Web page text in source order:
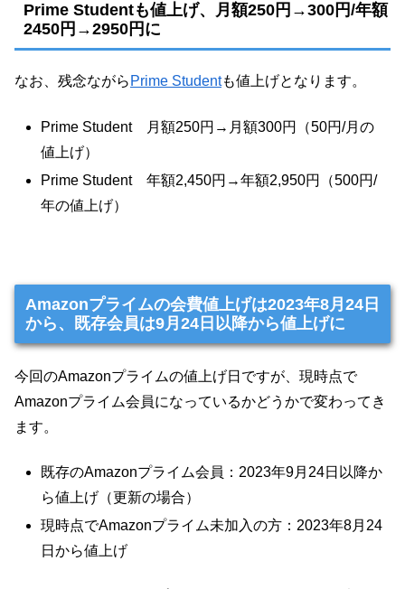
Prime Studentも値上げ、月額250円→300円/年額
2450円→2950円に
なお、残念ながら Prime Studentも値上げとなります。
Prime Student 月額250円→月額300円（50円/月の
値上げ）
Prime Student 年額2,450円→年額2,950円（500円/
年の値上げ）
Amazonプライムの会費値上げは2023年8月24日
から、既存会員は9月24日以降から値上げに
今回のAmazonプライムの値上げ日ですが、現時点で
Amazonプライム会員になっているかどうかで変わってき
ます。
既存のAmazonプライム会員：2023年9月24日以降か
ら値上げ（更新の場合）
現時点でAmazonプライム未加入の方：2023年8月24
日から値上げ